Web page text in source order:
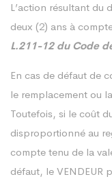
L’action résultant du
deux (2) ans à
L.211-12 du Code
En cas de défaut de
le remplacement ou
Toutefois, si le coût
disproportionné au
compte tenu de la
défaut, le VENDEUR